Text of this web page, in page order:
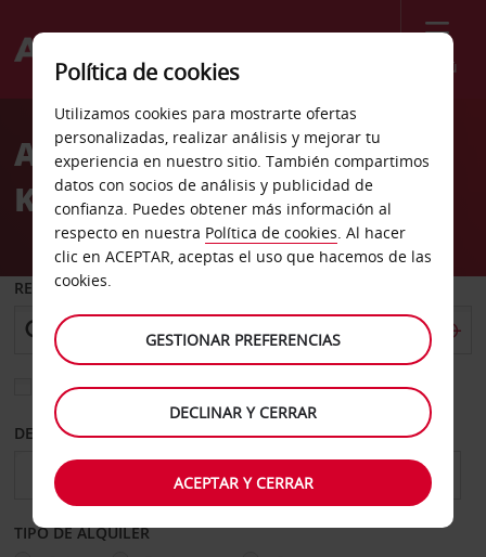
Menú
Welcome
AvisAlquiler de coches
Kefalonia Sami
RECOGER EN
Elegir otra oficina de devolución
DESDE HASTA
TIPO DE ALQUILER
Política de cookies
Utilizamos cookies para mostrarte ofertas
personalizadas, realizar análisis y mejorar tu
experiencia en nuestro sitio. También compartimos
datos con socios de análisis y publicidad de
confianza. Puedes obtener más información al
respecto en nuestra Política de cookies. Al hacer
clic en ACEPTAR, aceptas el uso que hacemos de las
cookies.
GESTIONAR PREFERENCIAS
DECLINAR Y CERRAR
ACEPTAR Y CERRAR